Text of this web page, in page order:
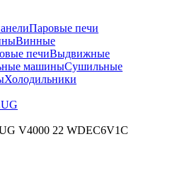
Паровые печи
Винные
печиВыдвижные
машиныСушильные
Холодильники
V4000 22 WDEC6V1C